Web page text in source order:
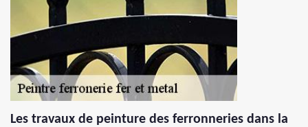
Les travaux de peinture des ferronneries dans la